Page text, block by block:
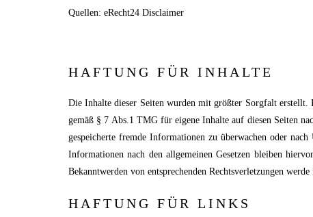
Quellen: eRecht24 Disclaimer
HAFTUNG FÜR INHALTE
Die Inhalte dieser Seiten wurden mit größter Sorgfalt
gemäß § 7 Abs.1 TMG für eigene Inhalte auf diesen Seiten
gespeicherte fremde Informationen zu überwachen oder
Informationen nach den allgemeinen Gesetzen bleiben
Bekanntwerden von entsprechenden Rechtsverletzungen
HAFTUNG FÜR LINKS